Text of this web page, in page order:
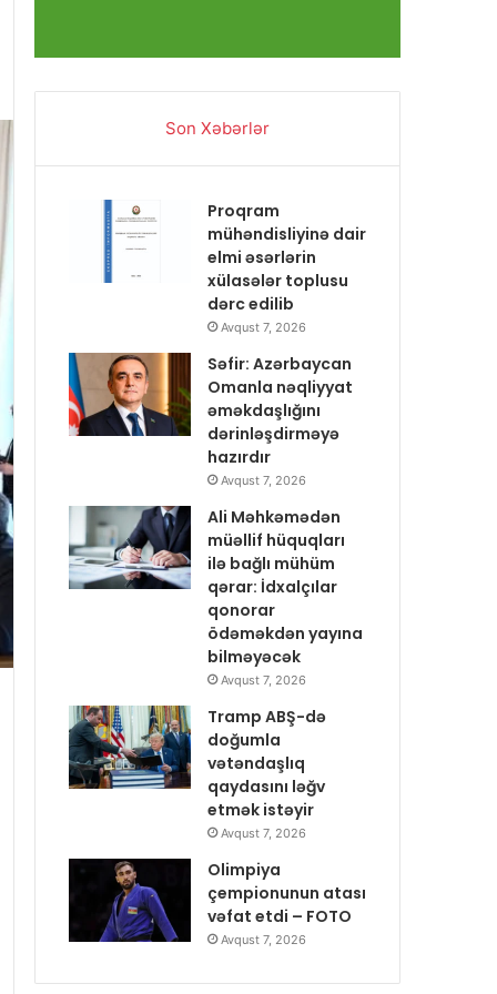
Son Xəbərlər
Proqram
mühəndisliyinə dair
elmi əsərlərin
xülasələr toplusu
dərc edilib
Avqust 7, 2026
Səfir: Azərbaycan
Omanla nəqliyyat
əməkdaşlığını
dərinləşdirməyə
hazırdır
Avqust 7, 2026
Ali Məhkəmədən
müəllif hüquqları
ilə bağlı mühüm
qərar: İdxalçılar
qonorar
ödəməkdən yayına
bilməyəcək
Avqust 7, 2026
Tramp ABŞ-də
doğumla
vətəndaşlıq
qaydasını ləğv
etmək istəyir
Avqust 7, 2026
Olimpiya
çempionunun atası
vəfat etdi – FOTO
Avqust 7, 2026